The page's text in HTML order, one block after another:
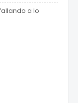
a lo